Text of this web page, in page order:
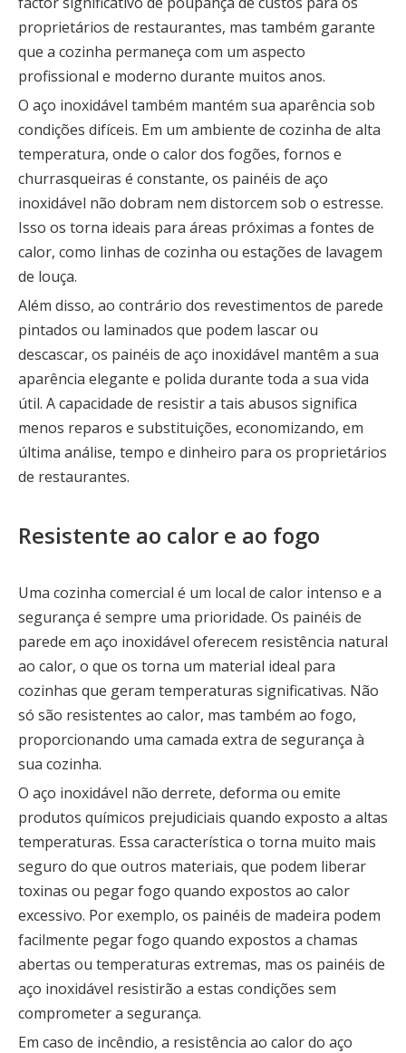
proprietários de restaurantes, mas também garante
que a cozinha permaneça com um aspecto
profissional e moderno durante muitos anos.
O aço inoxidável também mantém sua aparência sob
condições difíceis. Em um ambiente de cozinha de alta
temperatura, onde o calor dos fogões, fornos e
churrasqueiras é constante, os painéis de aço
inoxidável não dobram nem distorcem sob o estresse.
Isso os torna ideais para áreas próximas a fontes de
calor, como linhas de cozinha ou estações de lavagem
de louça.
Além disso, ao contrário dos revestimentos de parede
pintados ou laminados que podem lascar ou
descascar, os painéis de aço inoxidável mantêm a sua
aparência elegante e polida durante toda a sua vida
útil. A capacidade de resistir a tais abusos significa
menos reparos e substituições, economizando, em
última análise, tempo e dinheiro para os proprietários
de restaurantes.
Resistente ao calor e ao fogo
Uma cozinha comercial é um local de calor intenso e a
segurança é sempre uma prioridade. Os painéis de
parede em aço inoxidável oferecem resistência natural
ao calor, o que os torna um material ideal para
cozinhas que geram temperaturas significativas. Não
só são resistentes ao calor, mas também ao fogo,
proporcionando uma camada extra de segurança à
sua cozinha.
O aço inoxidável não derrete, deforma ou emite
produtos químicos prejudiciais quando exposto a altas
temperaturas. Essa característica o torna muito mais
seguro do que outros materiais, que podem liberar
toxinas ou pegar fogo quando expostos ao calor
excessivo. Por exemplo, os painéis de madeira podem
facilmente pegar fogo quando expostos a chamas
abertas ou temperaturas extremas, mas os painéis de
aço inoxidável resistirão a estas condições sem
comprometer a segurança.
Em caso de incêndio, a resistência ao calor do aço